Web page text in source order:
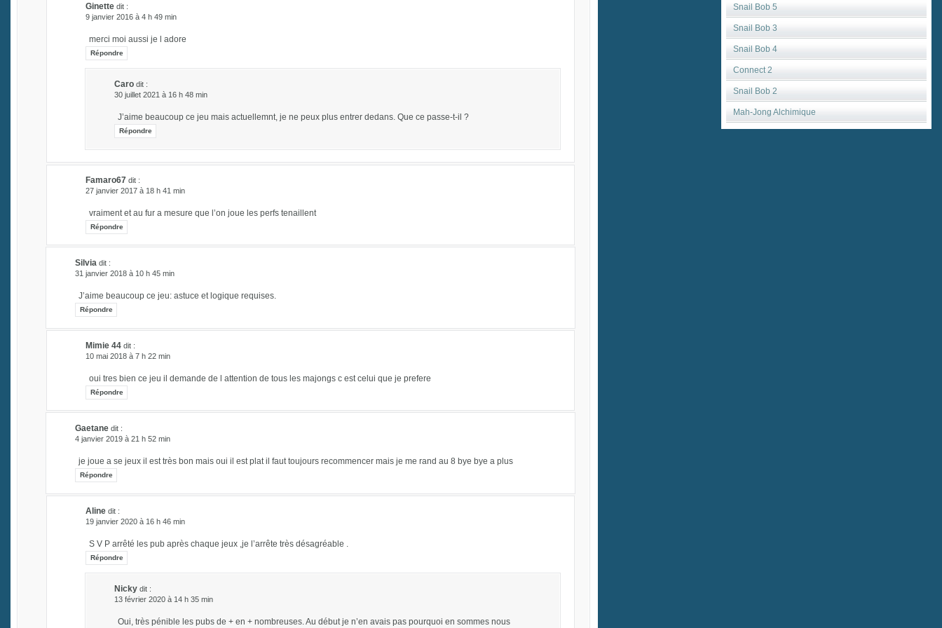
Ginette dit :
9 janvier 2016 à 4 h 49 min
merci moi aussi je l adore
Répondre
Caro dit :
30 juillet 2021 à 16 h 48 min
J’aime beaucoup ce jeu mais actuellemnt, je ne peux plus entrer dedans. Que ce passe-t-il ?
Répondre
Famaro67 dit :
27 janvier 2017 à 18 h 41 min
vraiment et au fur a mesure que l’on joue les perfs tenaillent
Répondre
Silvia dit :
31 janvier 2018 à 10 h 45 min
J’aime beaucoup ce jeu: astuce et logique requises.
Répondre
Mimie 44 dit :
10 mai 2018 à 7 h 22 min
oui tres bien ce jeu il demande de l attention de tous les majongs c est celui que je prefere
Répondre
Gaetane dit :
4 janvier 2019 à 21 h 52 min
je joue a se jeux il est très bon mais oui il est plat il faut toujours recommencer mais je me rand au 8 bye bye a plus
Répondre
Aline dit :
19 janvier 2020 à 16 h 46 min
S V P arrêté les pub après chaque jeux ,je l’arrête très désagréable .
Répondre
Nicky dit :
13 février 2020 à 14 h 35 min
Oui, très pénible les pubs de + en + nombreuses. Au début je n’en avais pas pourquoi en sommes nous
Snail Bob 5
Snail Bob 3
Snail Bob 4
Connect 2
Snail Bob 2
Mah-Jong Alchimique